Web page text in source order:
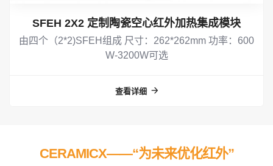
SFEH 2X2 定制陶瓷空心红外加热集成模块
由四个（2*2)SFEH组成 尺寸：262*262mm 功率：600
W-3200W可选
查看详细
CERAMICX——“为未来优化红外”
0
1
2
3